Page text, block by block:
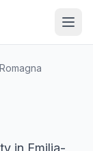
in Emilia-